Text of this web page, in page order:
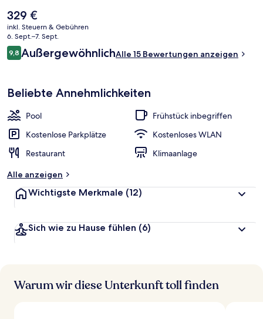
Regenduschen sowie Pillowtop-Matratzen und Daunenbettdecken.
Der
aktuelle
Preis
beträgt
329 €.
329 €
inkl. Steuern & Gebühren
6. Sept.–7. Sept.
Bewertungen
9,89,8 von 10.
AußergewöhnlichAlle 15 Bewertungen anzeigen
Beliebte Annehmlichkeiten
Pool
Frühstück inbegriffen
Kostenlose Parkplätze
Kostenloses WLAN
Restaurant
Klimaanlage
Alle anzeigen
Wichtigste Merkmale (12)
Sich wie zu Hause fühlen (6)
Warum wir diese Unterkunft toll finden